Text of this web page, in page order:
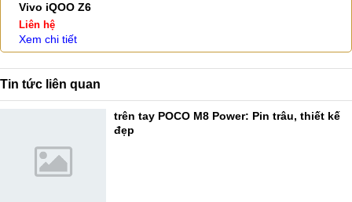
Vivo iQOO Z6
Liên hệ
Xem chi tiết
Tin tức liên quan
trên tay POCO M8 Power: Pin trâu, thiết kế
đẹp